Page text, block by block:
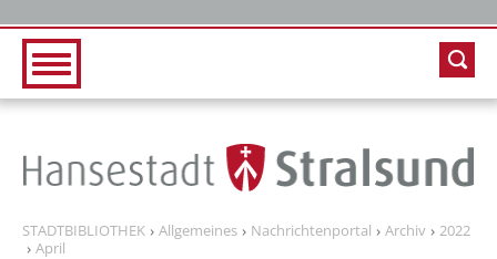
STADTBIBLIOTHEK Allgemeines Nachrichtenportal Archiv
2022
April